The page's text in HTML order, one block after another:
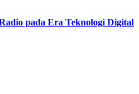
pada Era Teknologi Digital